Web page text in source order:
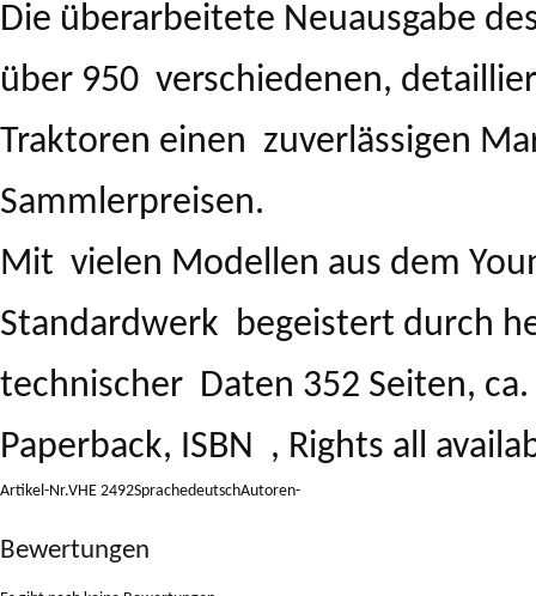
Die überarbeitete Neuausgabe
über 950 verschiedenen,
Traktoren einen zuverlässigen
Sammlerpreisen.
Mit vielen Modellen aus dem
Standardwerk begeistert durch
technischer Daten 352 Seiten,
Paperback, ISBN , Rights all
Artikel-Nr.VHE 2492SprachedeutschAutoren-
Bewertungen